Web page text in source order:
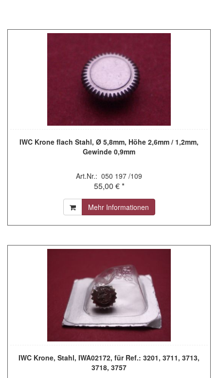
IWC Krone flach Stahl, Ø 5,8mm, Höhe 2,6mm / 1,2mm,
Gewinde 0,9mm
Art.Nr.: 050 197 /109
55,00 € *
Mehr Informationen
IWC Krone, Stahl, IWA02172, für Ref.: 3201, 3711, 3713,
3718, 3757